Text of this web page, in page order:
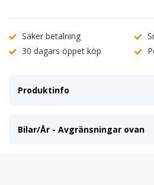
Säker betalning
30 dagars öppet köp
Produktinfo
Bilar/År - Avgränsningar ovan